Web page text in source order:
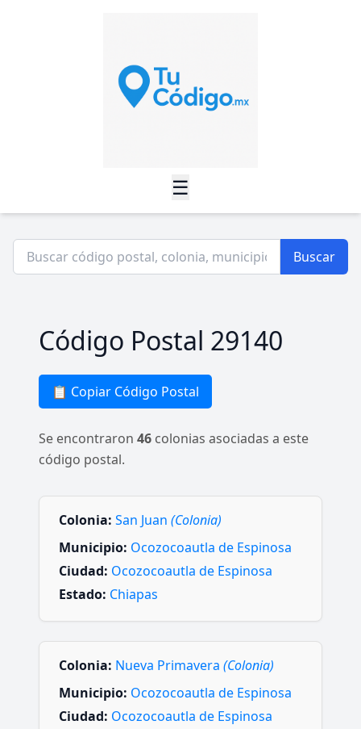
☰
Buscar
Código Postal 29140
📋 Copiar Código Postal
Se encontraron 46 colonias asociadas a este
código postal.
Colonia: San Juan (Colonia)
Municipio: Ocozocoautla de Espinosa
Ciudad: Ocozocoautla de Espinosa
Estado: Chiapas
Colonia: Nueva Primavera (Colonia)
Municipio: Ocozocoautla de Espinosa
Ciudad: Ocozocoautla de Espinosa